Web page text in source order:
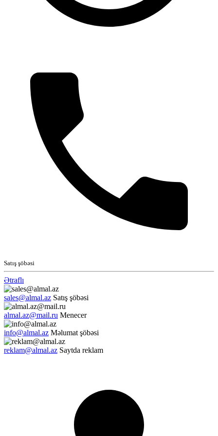
Satış şöbəsi
Ətraflı
sales@almal.az Satış şöbəsi
almal.az@mail.ru Menecer
info@almal.az Məlumat şöbəsi
reklam@almal.az Saytda reklam